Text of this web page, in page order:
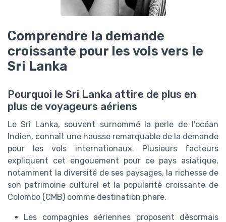
Comprendre la demande
croissante pour les vols vers le
Sri Lanka
Pourquoi le Sri Lanka attire de plus en
plus de voyageurs aériens
Le Sri Lanka, souvent surnommé la perle de l’océan
Indien, connaît une hausse remarquable de la demande
pour lesvols internationaux. Plusieurs facteurs
expliquent cet engouement pour ce pays asiatique,
notamment la diversité de ses paysages, la richesse de
son patrimoine culturel et la popularité croissante de
Colombo (CMB) comme destination phare.
Les compagnies aériennes proposent désormais